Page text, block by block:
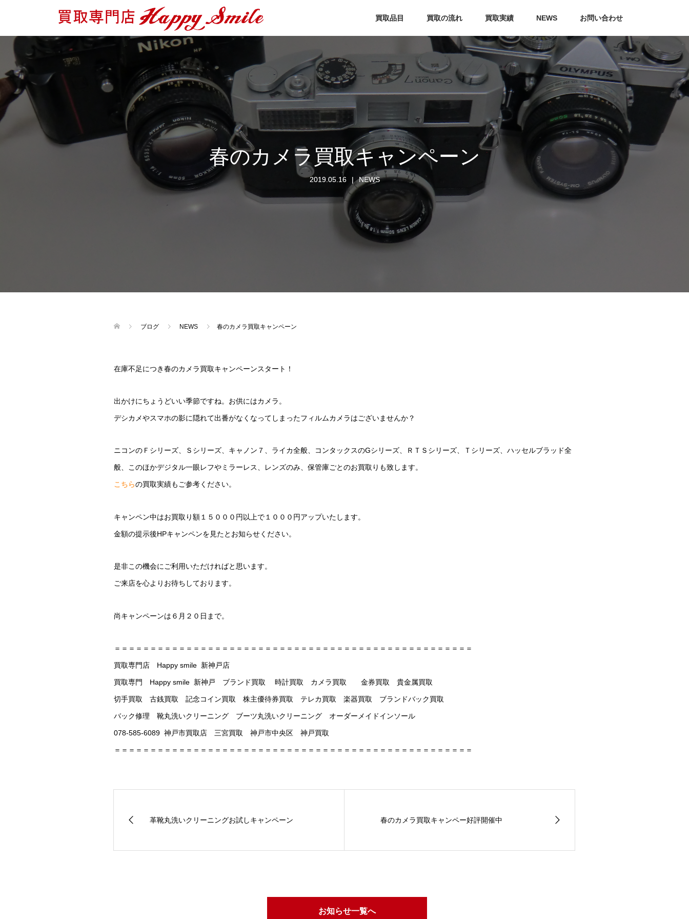
買取品目 買取の流れ 買取実績 NEWS お問い合わせ
春のカメラ買取キャンペーン
2019.05.16 NEWS
ブログ NEWS 春のカメラ買取キャンペーン
在庫不足につき春のカメラ買取キャンペーンスタート！
出かけにちょうどいい季節ですね。お供にはカメラ。
デシカメやスマホの影に隠れて出番がなくなってしまったフィルムカメラはございませんか？
ニコンのＦシリーズ、Ｓシリーズ、キャノン７、ライカ全般、コンタックスのGシリーズ、ＲＴＳシリーズ、Ｔシリーズ、ハッセルブラッド全
般、このほかデジタル一眼レフやミラーレス、レンズのみ、保管庫ごとのお買取りも致します。
こちらの買取実績もご参考ください。
キャンペン中はお買取り額１５０００円以上で１０００円アップいたします。
金額の提示後HPキャンペンを見たとお知らせください。
是非この機会にご利用いただければと思います。
ご来店を心よりお待ちしております。
尚キャンペーンは６月２０日まで。
＝＝＝＝＝＝＝＝＝＝＝＝＝＝＝＝＝＝＝＝＝＝＝＝＝＝＝＝＝＝＝＝＝＝＝＝＝＝＝＝＝＝＝＝＝＝＝＝＝＝
買取専門店 Happy smile 新神戸店
買取専門 Happy smile 新神戸 ブランド買取 時計買取 カメラ買取 金券買取 貴金属買取
切手買取 古銭買取 記念コイン買取 株主優待券買取 テレカ買取 楽器買取 ブランドバック買取
バック修理 靴丸洗いクリーニング ブーツ丸洗いクリーニング オーダーメイドインソール
078-585-6089 神戸市買取店 三宮買取 神戸市中央区 神戸買取
＝＝＝＝＝＝＝＝＝＝＝＝＝＝＝＝＝＝＝＝＝＝＝＝＝＝＝＝＝＝＝＝＝＝＝＝＝＝＝＝＝＝＝＝＝＝＝＝＝＝
革靴丸洗いクリーニングお試しキャンペーン 春のカメラ買取キャンペー好評開催中
お知らせ一覧へ